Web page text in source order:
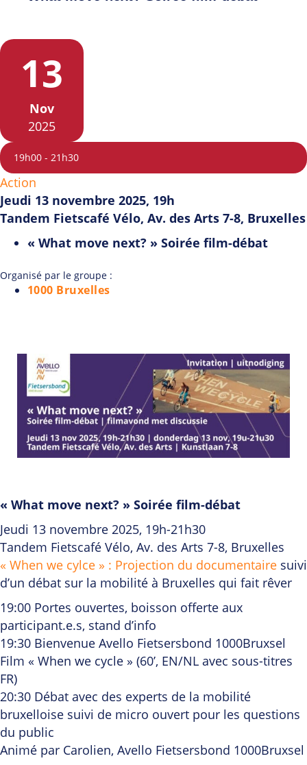
13
Nov
2025
19h00 - 21h30
Action
Jeudi 13 novembre 2025, 19h
Tandem Fietscafé Vélo, Av. des Arts 7-8, Bruxelles
« What move next? » Soirée film-débat
Organisé par le groupe :
1000 Bruxelles
« What move next? » Soirée film-débat
Jeudi 13 novembre 2025, 19h-21h30
Tandem Fietscafé Vélo, Av. des Arts 7-8, Bruxelles
« When we cylce » : Projection du documentaire suivi
d’un débat sur la mobilité à Bruxelles qui fait rêver
19:00 Portes ouvertes, boisson offerte aux
participant.e.s, stand d’info
19:30 Bienvenue Avello Fietsersbond 1000Bruxsel
Film « When we cycle » (60’, EN/NL avec sous-titres
FR)
20:30 Débat avec des experts de la mobilité
bruxelloise suivi de micro ouvert pour les questions
du public
Animé par Carolien, Avello Fietsersbond 1000Bruxsel